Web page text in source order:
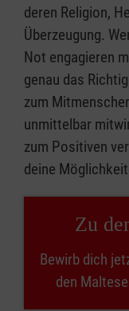
deren Religion,
Überzeugung.
Not engagieren
genau das
zum
unmittelbar
zum Positiven
deine
Zu
Bewirb dich
den